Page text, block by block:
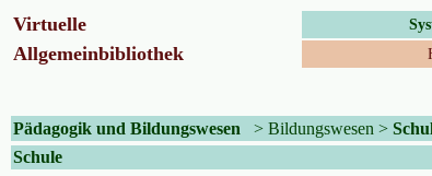
Virtuelle
Allgemeinbibliothek
Pädagogik und Bildungswesen > Bildungswesen >
Schule